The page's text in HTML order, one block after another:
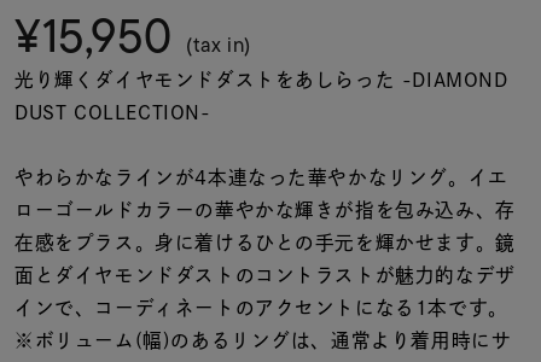
着用シーン
コレクション
レディース
リングサイズ
～
メンズ
リングサイズ
～
¥15,950 (tax in)
光り輝くダイヤモンドダストをあしらった -DIAMOND
DUST COLLECTION-
やわらかなラインが4本連なった華やかなリング。イエ
ローゴールドカラーの華やかな輝きが指を包み込み、存
在感をプラス。身に着けるひとの手元を輝かせます。鏡
面とダイヤモンドダストのコントラストが魅力的なデザ
インで、コーディネートのアクセントになる1本です。
※ボリューム(幅)のあるリングは、通常より着用時にサ